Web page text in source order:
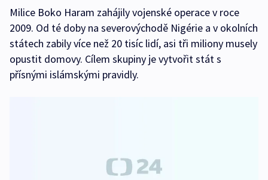
Milice Boko Haram zahájily vojenské operace v roce
2009. Od té doby na severovýchodě Nigérie a v okolních
státech zabily více než 20 tisíc lidí, asi tři miliony musely
opustit domovy. Cílem skupiny je vytvořit stát s
přísnými islámskými pravidly.